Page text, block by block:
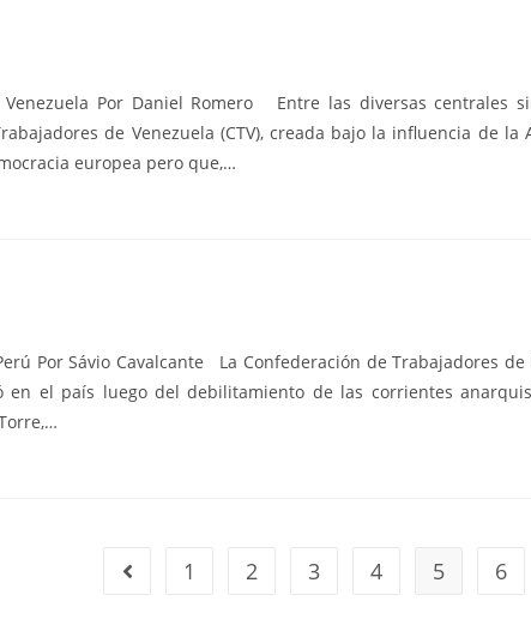
Venezuela Por Daniel Romero Entre las diversas centrales
de Venezuela (CTV), creada bajo la influencia de la
europea pero que,…
Por Sávio Cavalcante La Confederación de Trabajadores
el país luego del debilitamiento de las corrientes
1 2 3 4 5 6